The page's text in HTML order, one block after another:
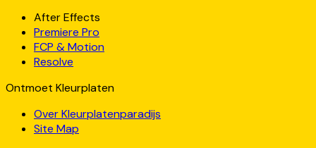
After Effects
Premiere Pro
FCP & Motion
Resolve
Ontmoet Kleurplaten
Over Kleurplatenparadijs
Site Map